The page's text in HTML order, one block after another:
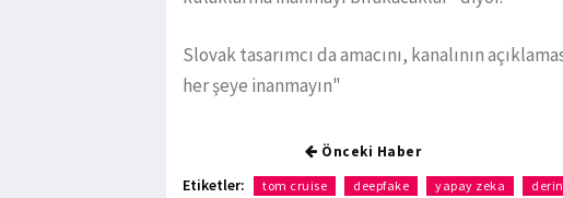
Slovak tasarımcı da amacını, kanalının
her şeye inanmayın"
Önceki Haber
Etiketler: tom cruise deepfake yapay zeka